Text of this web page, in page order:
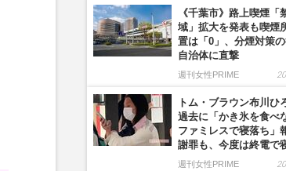
《千葉市》路上喫煙「
域」拡大を発表も喫煙
置は「0」、分煙対策
自治体に直撃
週刊女性PRIME
トム・ブラウン布川ひ
過去に「かき氷を食べ
ファミレスで寝落ち」
謝罪も、今度は終電で
週刊女性PRIME